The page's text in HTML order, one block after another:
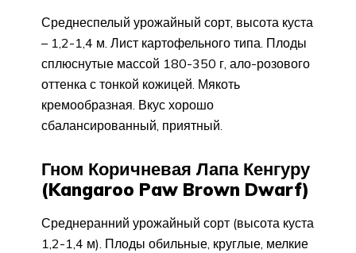
Среднеспелый урожайный сорт, высота куста
– 1,2-1,4 м. Лист картофельного типа. Плоды
сплюснутые массой 180-350 г, ало-розового
оттенка с тонкой кожицей. Мякоть
кремообразная. Вкус хорошо
сбалансированный, приятный.
Гном Коричневая Лапа Кенгуру
(Kangaroo Paw Brown Dwarf)
Среднеранний урожайный сорт (высота куста
1,2-1,4 м). Плоды обильные, круглые, мелкие